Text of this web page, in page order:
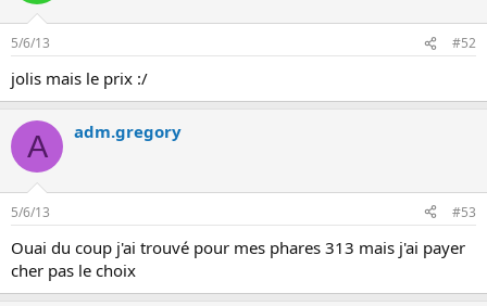
5/6/13 #52
jolis mais le prix :/
A adm.gregory
5/6/13 #53
Ouai du coup j'ai trouvé pour mes phares 313 mais j'ai payer
cher pas le choix